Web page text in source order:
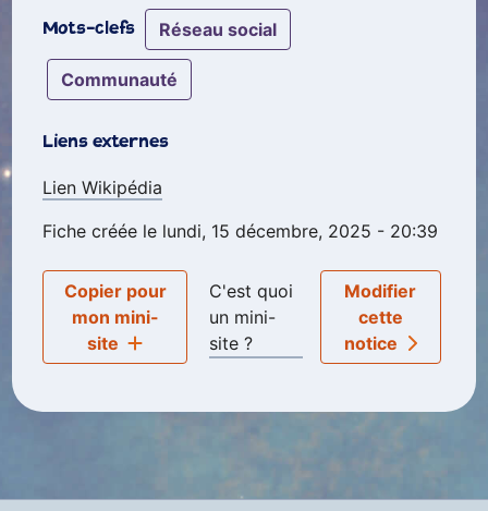
Mots-clefs réseau social
communauté
Liens externes
Lien Wikipédia
Fiche créée le lundi, 15 décembre, 2025 - 20:39
Copier pour
mon mini-
site
C'est quoi
un mini-
site ?
Modifier
cette
notice